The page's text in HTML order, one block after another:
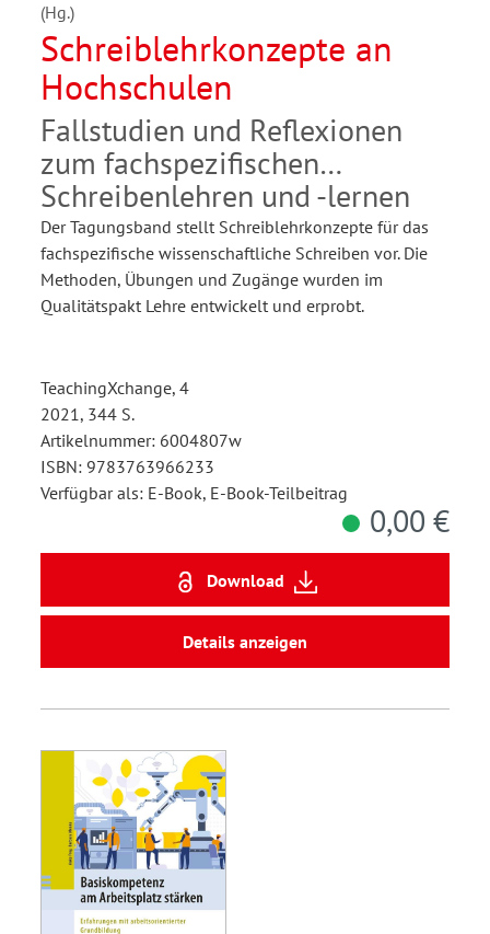
(Hg.)
Schreiblehrkonzepte an
Hochschulen
Fallstudien und Reflexionen
zum fachspezifischen
Schreibenlehren und -lernen
Der Tagungsband stellt Schreiblehrkonzepte für das
fachspezifische wissenschaftliche Schreiben vor. Die
Methoden, Übungen und Zugänge wurden im
Qualitätspakt Lehre entwickelt und erprobt.
TeachingXchange, 4
2021, 344 S.
Artikelnummer: 6004807w
ISBN: 9783763966233
Verfügbar als: E-Book, E-Book-Teilbeitrag
0,00 €
Download
Details anzeigen